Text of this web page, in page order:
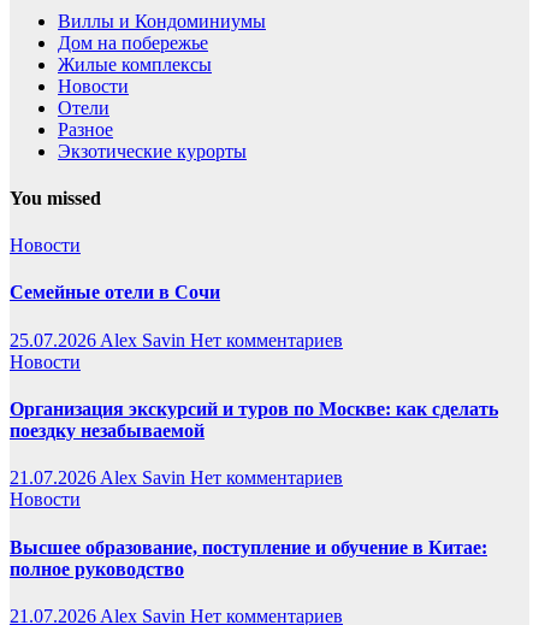
Виллы и Кондоминиумы
Дом на побережье
Жилые комплексы
Новости
Отели
Разное
Экзотические курорты
You missed
Новости
Семейные отели в Сочи
25.07.2026 Alex Savin Нет комментариев
Новости
Организация экскурсий и туров по Москве: как сделать
поездку незабываемой
21.07.2026 Alex Savin Нет комментариев
Новости
Высшее образование, поступление и обучение в Китае:
полное руководство
21.07.2026 Alex Savin Нет комментариев